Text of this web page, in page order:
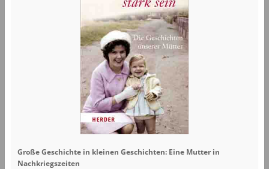
Große Geschichte in kleinen Geschichten: Eine Mutter in
Nachkriegszeiten